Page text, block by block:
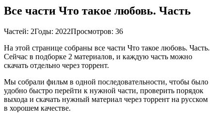
Все части Что такое любовь. Часть
Частей: 2Годы: 2022Просмотров: 36
На этой странице собраны все части Что такое любовь. Часть.
Сейчас в подборке 2 материалов, и каждую часть можно
скачать отдельно через торрент.
Мы собрали фильм в одной последовательности, чтобы было
удобно быстро перейти к нужной части, проверить порядок
выхода и скачать нужный материал через торрент на русском
в хорошем качестве.